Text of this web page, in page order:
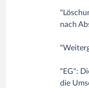
nach
"EG":
die